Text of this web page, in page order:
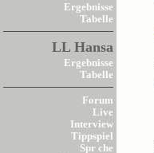
Ergebnisse
Tabelle
LL Hansa
Ergebnisse
Tabelle
Forum
Live
Interview
Tippspiel
Spr che